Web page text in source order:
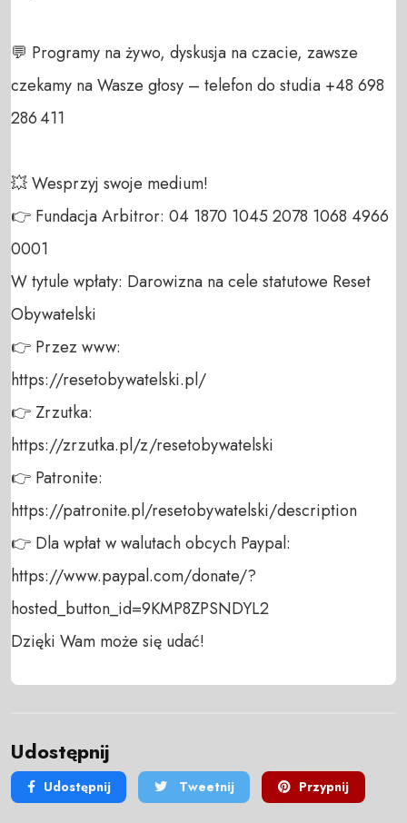
💬 Programy na żywo, dyskusja na czacie, zawsze
czekamy na Wasze głosy – telefon do studia +48 698
286 411
💥 Wesprzyj swoje medium!
👉 Fundacja Arbitror: 04 1870 1045 2078 1068 4966
0001
W tytule wpłaty: Darowizna na cele statutowe Reset
Obywatelski
👉 Przez www:
https://resetobywatelski.pl/
👉 Zrzutka:
https://zrzutka.pl/z/resetobywatelski
👉 Patronite:
https://patronite.pl/resetobywatelski/description
👉 Dla wpłat w walutach obcych Paypal:
https://www.paypal.com/donate/?
hosted_button_id=9KMP8ZPSNDYL2
Dzięki Wam może się udać!
Udostępnij
Udostępnij Tweetnij Przypnij